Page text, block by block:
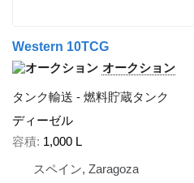
Western 10TCG
オークション
タンク輸送 - 燃料貯蔵タンク
ディーゼル
容積 1,000 L
スペイン, Zaragoza